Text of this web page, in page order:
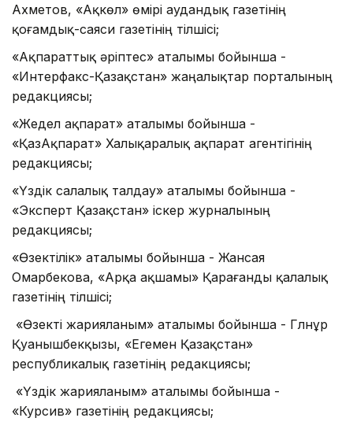
Ахметов, «Ақкөл» өмірі аудандық газетінің
қоғамдық-саяси газетінің тілшісі;
«Ақпараттық әріптес» аталымы бойынша -
«Интерфакс-Қазақстан» жаңалықтар порталының
редакциясы;
«Жедел ақпарат» аталымы бойынша -
«ҚазАқпарат» Халықаралық ақпарат агентігінің
редакциясы;
«Үздік салалық талдау» аталымы бойынша -
«Эксперт Қазақстан» іскер журналының
редакциясы;
«Өзектілік» аталымы бойынша - Жансая
Омарбекова, «Арқа ақшамы» Қарағанды қалалық
газетінің тілшісі;
«Өзекті жарияланым» аталымы бойынша - Гүлнұр
Қуанышбекқызы, «Егемен Қазақстан»
республикалық газетінің редакциясы;
«Үздік жарияланым» аталымы бойынша -
«Курсив» газетінің редакциясы;